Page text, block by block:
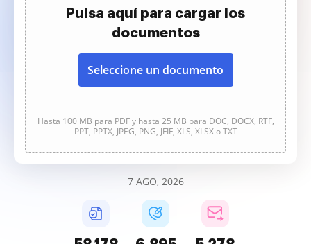
Pulsa aquí para cargar los
documentos
Seleccione un documento
Hasta 100 MB para PDF y hasta 25 MB para DOC, DOCX, RTF,
PPT, PPTX, JPEG, PNG, JFIF, XLS, XLSX o TXT
7 AGO, 2026